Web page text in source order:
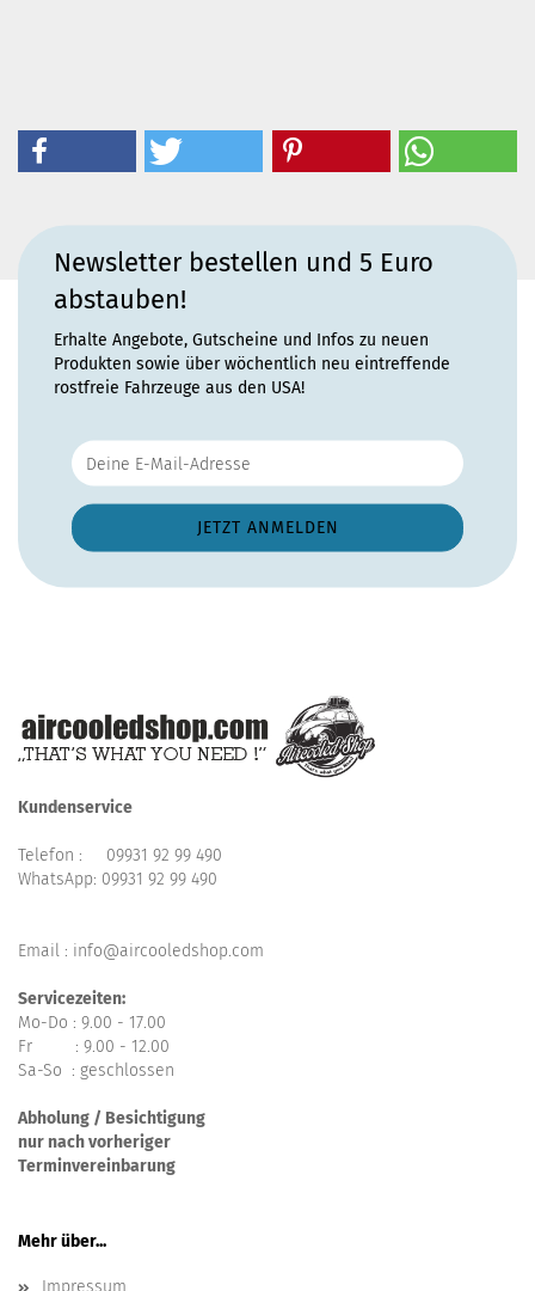
Newsletter bestellen und 5 Euro
abstauben!
Erhalte Angebote, Gutscheine und Infos zu neuen
Produkten sowie über wöchentlich neu eintreffende
rostfreie Fahrzeuge aus den USA!
Kundenservice
Telefon : 09931 92 99 490
WhatsApp: 09931 92 99 490
Email : info@aircooledshop.com
Servicezeiten:
Mo-Do : 9.00 - 17.00
Fr : 9.00 - 12.00
Sa-So : geschlossen
Abholung / Besichtigung
nur nach vorheriger
Terminvereinbarung
Mehr über...
Impressum